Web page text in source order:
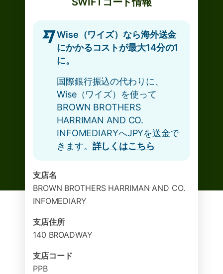
Wise（ワイズ）なら海外送金
にかかるコストが最大14分の1
に。
国際銀行振込の代わりに、
Wise（ワイズ）を使って
BROWN BROTHERS
HARRIMAN AND CO.
INFOMEDIARYへJPYを送金で
きます。 詳しくはこちら
支店名
BROWN BROTHERS HARRIMAN AND CO.
INFOMEDIARY
支店住所
140 BROADWAY
支店コード
PPB